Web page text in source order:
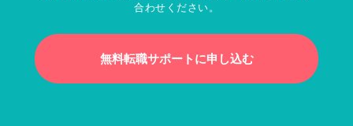
合わせください。
無料転職サポートに申し込む